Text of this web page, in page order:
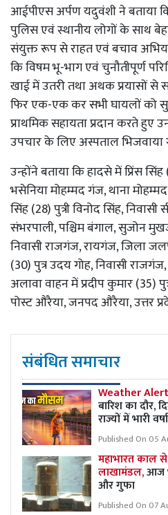
आईपीएस अर्पण यदुवंशी ने बताया
पुलिस एवं स्थानीय लोगों के साथ
संयुक्त रूप से राहत एवं बचाव
कि विषम भू-भाग एवं चुनौतीपूर्ण
खाई में उतरी तथा अथक प्रयासों से
फिर एक-एक कर सभी घायलों को
प्राथमिक सहायता प्रदान करते हुए
उपचार के लिए अस्पताल भिजवाया
उन्होंने बताया कि हादसे में प्रिंस
भसेनिया मोहम्मद गंज, थाना
सिंह (28) पुत्री विनोद सिंह, निवासी
संभरपाली, पश्चिम बंगाल, सुजोन
निवासी राजगंज, रायगंज, जिला
(30) पुत्र उदय गोह, निवासी
अलावा वाहन में प्रदीप कुमार (35)
पोस्ट औरैया, जनपद औरैया, उत्तर
संबंधित समाचार
Weather
बारिश का दौर,
राज्यों में भारी
Published On 05
महाभारत काल
लाखामंडल,आज
और गुफा
Published On 07